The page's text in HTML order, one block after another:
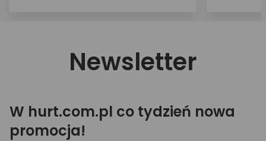
Newsletter
W hurt.com.pl co tydzień nowa
promocja!